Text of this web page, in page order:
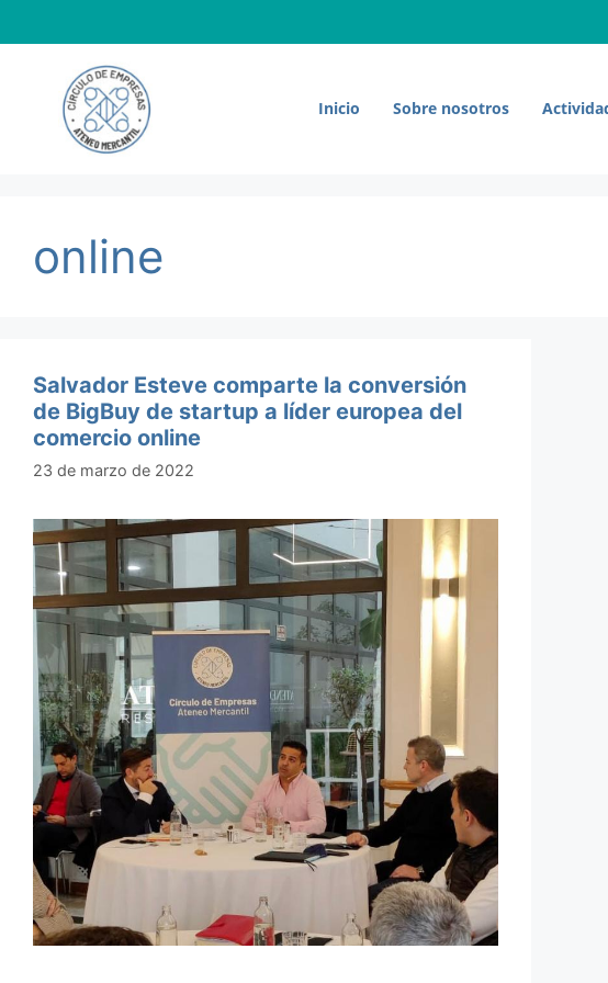
al
contenido
Inicio Sobre nosotros
online
Salvador Esteve comparte la conversión
de BigBuy de startup a líder europea del
comercio online
23 de marzo de 2022